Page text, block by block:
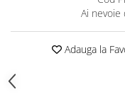
Ai nevoie
Adauga la